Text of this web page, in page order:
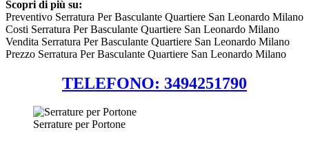
Scopri di più su:
Preventivo Serratura Per Basculante Quartiere San Leonardo Milano
Costi Serratura Per Basculante Quartiere San Leonardo Milano
Vendita Serratura Per Basculante Quartiere San Leonardo Milano
Prezzo Serratura Per Basculante Quartiere San Leonardo Milano
TELEFONO: 3494251790
Serrature per Portone